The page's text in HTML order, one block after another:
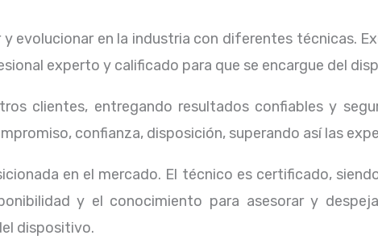
evolucionar en la industria con diferentes técnicas.
experto y calificado para que se encargue del
clientes, entregando resultados confiables y
confianza, disposición, superando así las
en el mercado. El técnico es certificado,
y el conocimiento para asesorar y
dispositivo.